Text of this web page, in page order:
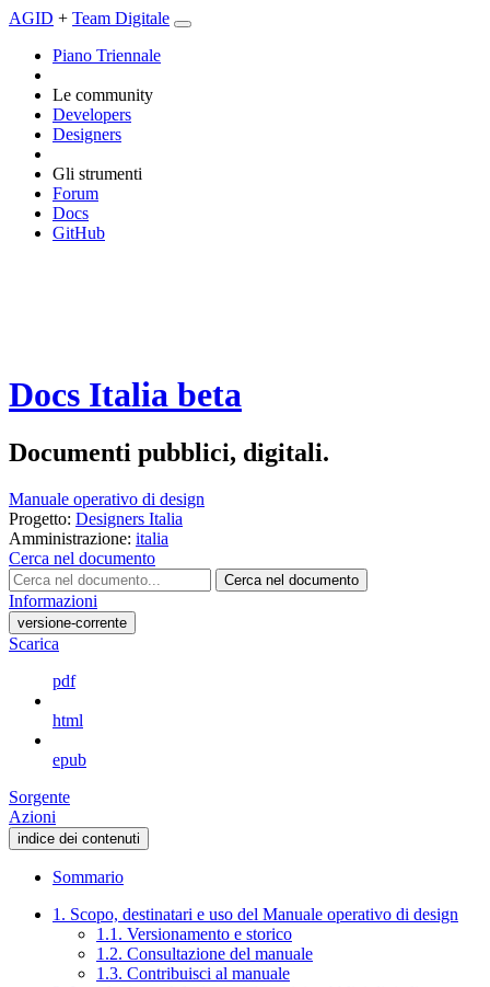
AGID + Team Digitale
Piano Triennale
Le community
Developers
Designers
Gli strumenti
Forum
Docs
GitHub
Docs Italia beta
Documenti pubblici, digitali.
Manuale operativo di design
Progetto: Designers Italia
Amministrazione: italia
Cerca nel documento
Cerca nel documento
Informazioni
versione-corrente
Scarica
pdf
html
epub
Sorgente
Azioni
indice dei contenuti
Sommario
1. Scopo, destinatari e uso del Manuale operativo di design
1.1. Versionamento e storico
1.2. Consultazione del manuale
1.3. Contribuisci al manuale